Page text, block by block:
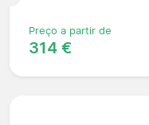
Preço a partir de
314 €